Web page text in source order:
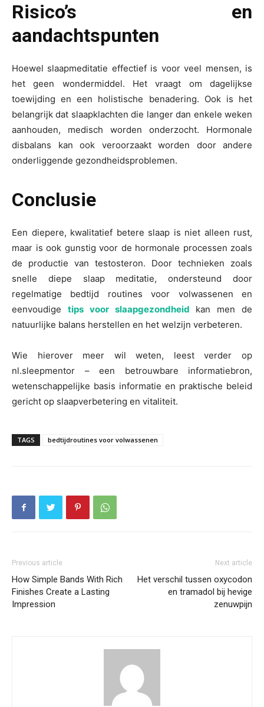
Risico’s en
aandachtspunten
Hoewel slaapmeditatie effectief is voor veel mensen, is
het geen wondermiddel. Het vraagt om dagelijkse
toewijding en een holistische benadering. Ook is het
belangrijk dat slaapklachten die langer dan enkele weken
aanhouden, medisch worden onderzocht. Hormonale
disbalans kan ook veroorzaakt worden door andere
onderliggende gezondheidsproblemen.
Conclusie
Een diepere, kwalitatief betere slaap is niet alleen rust,
maar is ook gunstig voor de hormonale processen zoals
de productie van testosteron. Door technieken zoals
snelle diepe slaap meditatie, ondersteund door
regelmatige bedtijd routines voor volwassenen en
eenvoudige tips voor slaapgezondheid
kan men de
natuurlijke balans herstellen en het welzijn verbeteren.
Wie hierover meer wil weten, leest verder op
nl.sleepmentor – een betrouwbare informatiebron,
wetenschappelijke basis informatie en praktische beleid
gericht op slaapverbetering en vitaliteit.
TAGS bedtijdroutines voor volwassenen
Previous article
How Simple Bands With Rich
Finishes Create a Lasting
Impression
Next article
Het verschil tussen oxycodon
en tramadol bij hevige
zenuwpijn